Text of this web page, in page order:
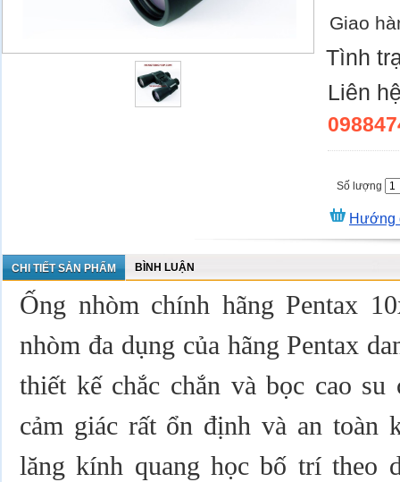
Giao
Tình
Liên
Số lượng
Hướng
CHI TIẾT SẢN PHẨM BÌNH LUẬN
Ống nhòm chính hãng Pentax
nhòm đa dụng của hãng Pentax
thiết kế chắc chắn và bọc cao
cảm giác rất ổn định và an toàn
lăng kính quang học bố trí theo